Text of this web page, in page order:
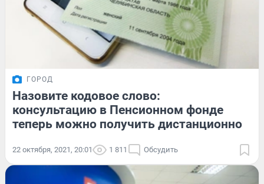
ГОРОД
Назовите кодовое слово:
консультацию в Пенсионном фонде
теперь можно получить дистанционно
22 октября, 2021, 20:01 1 811 Обсудить